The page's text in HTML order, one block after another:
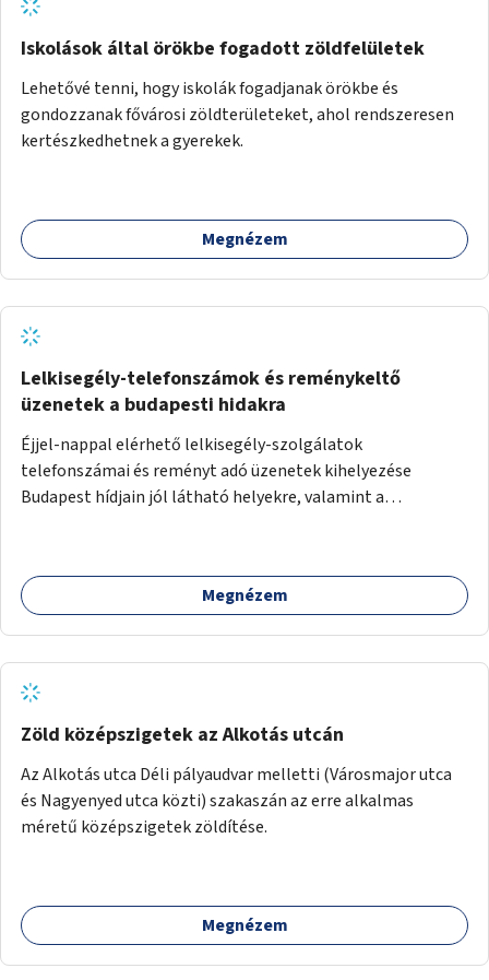
Iskolások által örökbe fogadott zöldfelületek
Lehetővé tenni, hogy iskolák fogadjanak örökbe és
gondozzanak fővárosi zöldterületeket, ahol rendszeresen
kertészkedhetnek a gyerekek.
Megnézem
Lelkisegély-telefonszámok és reménykeltő
üzenetek a budapesti hidakra
Éjjel-nappal elérhető lelkisegély-szolgálatok
telefonszámai és reményt adó üzenetek kihelyezése
Budapest hídjain jól látható helyekre, valamint a
fogadására.
Megnézem
Zöld középszigetek az Alkotás utcán
Az Alkotás utca Déli pályaudvar melletti (Városmajor utca
és Nagyenyed utca közti) szakaszán az erre alkalmas
méretű középszigetek zöldítése.
Megnézem